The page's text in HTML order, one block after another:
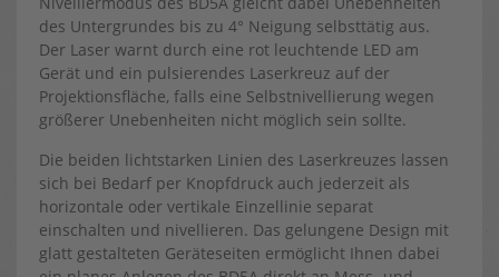
des Untergrundes bis zu 4° Neigung selbsttätig aus.
Der Laser warnt durch eine rot leuchtende LED am
Gerät und ein pulsierendes Laserkreuz auf der
Projektionsfläche, falls eine Selbstnivellierung wegen
größerer Unebenheiten nicht möglich sein sollte.
Die beiden lichtstarken Linien des Laserkreuzes lassen
sich bei Bedarf per Knopfdruck auch jederzeit als
horizontale oder vertikale Einzellinie separat
einschalten und nivellieren. Das gelungene Design mit
glatt gestalteten Geräteseiten ermöglicht Ihnen dabei